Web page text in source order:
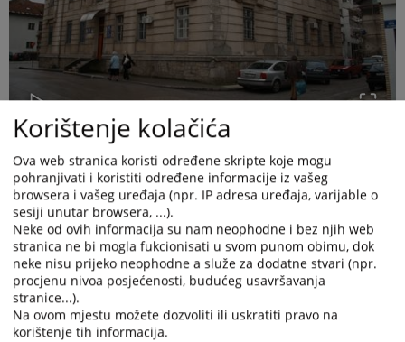
Istorijat pravosuđa u Foči- Pravosuđe u Foči funkcioniše
još od vremena Austro-ugarske vladavine na ovim prostorima.
Stogodišnja garancija na krov zgrade suda je istekla, o čemu su
upoznati nadležni organi od strane investitora.
Sud u Foči je bio Sreski sud, a nakon toga Osnovni sud Foča.
Korištenje kolačića
Ova web stranica koristi određene skripte koje mogu
pohranjivati i koristiti određene informacije iz vašeg
browsera i vašeg uređaja (npr. IP adresa uređaja, varijable o
sesiji unutar browsera, ...).
Neke od ovih informacija su nam neophodne i bez njih web
stranica ne bi mogla fukcionisati u svom punom obimu, dok
neke nisu prijeko neophodne a služe za dodatne stvari (npr.
procjenu nivoa posjećenosti, budućeg usavršavanja
stranice...).
Na ovom mjestu možete dozvoliti ili uskratiti pravo na
korištenje tih informacija.